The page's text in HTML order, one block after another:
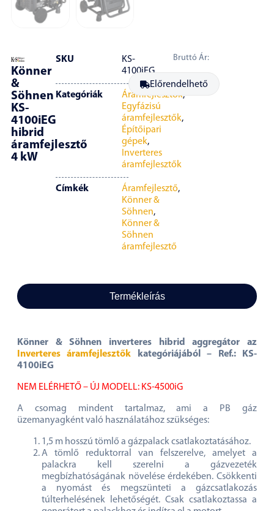
Könner
&
Söhnen
KS-
4100iEG
hibrid
áramfejlesztő
4 kW
SKU
KS-
4100iEG
Kategóriák Áramfejlesztők,
Egyfázisú
áramfejlesztők,
Építőipari
gépek,
Inverteres
áramfejlesztők
Címkék Áramfejlesztő,
Könner &
Söhnen,
Könner &
Söhnen
áramfejlesztő
Előrendelhető
Bruttó Ár:
Termékleírás
Könner & Söhnen inverteres hibrid aggregátor az
Inverteres áramfejlesztők kategóriájából – Ref.: KS-
4100iEG
NEM ELÉRHETŐ – ÚJ MODELL: KS-4500iG
A csomag mindent tartalmaz, ami a PB gáz
üzemanyagként való használatához szükséges:
1,5 m hosszú tömlő a gázpalack csatlakoztatásához.
A tömlő reduktorral van felszerelve, amelyet a
palackra kell szerelni a gázvezeték
megbízhatóságának növelése érdekében. Csökkenti
a nyomást és megszünteti a gázcsatlakozás
túlterhelésének lehetőségét. Csak csatlakoztassa a